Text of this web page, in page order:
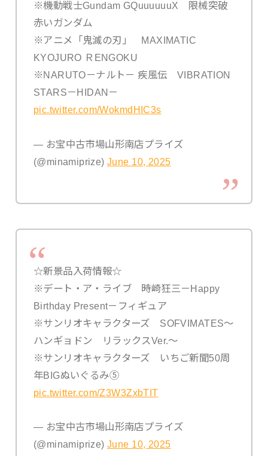
※機動戦士Gundam GQuuuuuuX 限械突破
赤いガンダム
※アニメ「鬼滅の刃」 MAXIMATIC
KYOJURO ＲENGOKU
※NARUTO－ナルト－ 疾風伝 VIBRATION
STARS－HIDAN－
pic.twitter.com/WokmdHIC3s
— お宝中古市場山形南店プライズ
(@minamiprize)June 10, 2025
☆新景品入荷情報☆
※デート・ア・ライブ 時崎狂三－Happy
Birthday Present－フィギュア
※サンリオキャラクターズ SOFVIMATES～
ハンギョドン リラックスVer.～
※サンリオキャラクターズ いちご新聞50周
年BIGぬいぐるみ⑤
pic.twitter.com/Z3W3ZxbTIT
— お宝中古市場山形南店プライズ
(@minamiprize)June 10, 2025